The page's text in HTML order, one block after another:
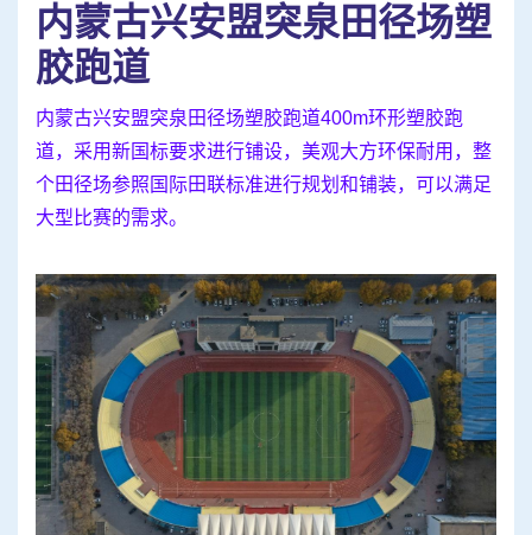
内蒙古兴安盟突泉田径场塑
胶跑道
内蒙古兴安盟突泉田径场塑胶跑道400m环形塑胶跑
道，采用新国标要求进行铺设，美观大方环保耐用，整
个田径场参照国际田联标准进行规划和铺装，可以满足
大型比赛的需求。